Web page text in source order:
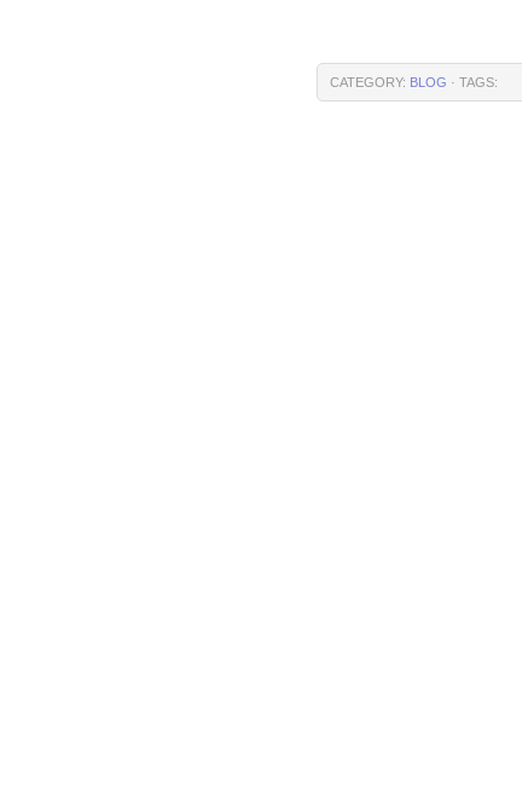
CATEGORY: BLOG · TAGS: